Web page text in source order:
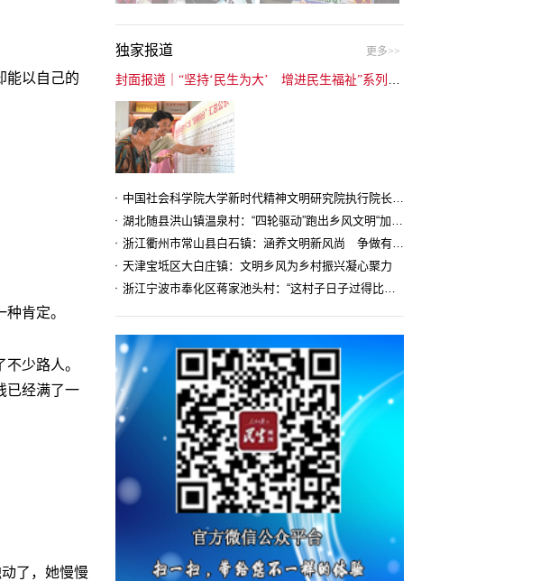
能以自己的
肯定。
少路人。
已经满了一
了，她慢慢
独家报道 更多>>
中国社会科学院大学新时代精神文明研究院执行院长王维国：文明村镇创建为乡村注入持久发展动力
湖北随县洪山镇温泉村：“四轮驱动”跑出乡风文明“加速度”
浙江衢州市常山县白石镇：涵养文明新风尚 争做有礼白石人
天津宝坻区大白庄镇：文明乡风为乡村振兴凝心聚力
浙江宁波市奉化区蒋家池头村：“这村子日子过得比城里还舒心”